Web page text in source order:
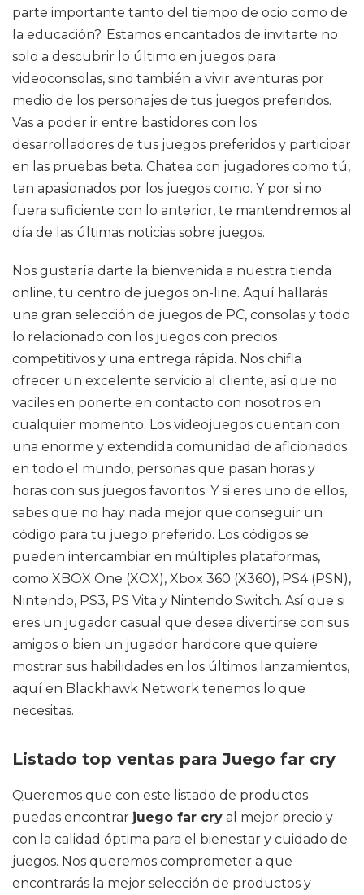
parte importante tanto del tiempo de ocio como de
la educación?. Estamos encantados de invitarte no
solo a descubrir lo último en juegos para
videoconsolas, sino también a vivir aventuras por
medio de los personajes de tus juegos preferidos.
Vas a poder ir entre bastidores con los
desarrolladores de tus juegos preferidos y participar
en las pruebas beta. Chatea con jugadores como tú,
tan apasionados por los juegos como. Y por si no
fuera suficiente con lo anterior, te mantendremos al
día de las últimas noticias sobre juegos.
Nos gustaría darte la bienvenida a nuestra tienda
online, tu centro de juegos on-line. Aquí hallarás
una gran selección de juegos de PC, consolas y todo
lo relacionado con los juegos con precios
competitivos y una entrega rápida. Nos chifla
ofrecer un excelente servicio al cliente, así que no
vaciles en ponerte en contacto con nosotros en
cualquier momento. Los videojuegos cuentan con
una enorme y extendida comunidad de aficionados
en todo el mundo, personas que pasan horas y
horas con sus juegos favoritos. Y si eres uno de ellos,
sabes que no hay nada mejor que conseguir un
código para tu juego preferido. Los códigos se
pueden intercambiar en múltiples plataformas,
como XBOX One (XOX), Xbox 360 (X360), PS4 (PSN),
Nintendo, PS3, PS Vita y Nintendo Switch. Así que si
eres un jugador casual que desea divertirse con sus
amigos o bien un jugador hardcore que quiere
mostrar sus habilidades en los últimos lanzamientos,
aquí en Blackhawk Network tenemos lo que
necesitas.
Listado top ventas para Juego far cry
Queremos que con este listado de productos
puedas encontrar juego far cry al mejor precio y
con la calidad óptima para el bienestar y cuidado de
juegos. Nos queremos comprometer a que
encontrarás la mejor selección de productos y